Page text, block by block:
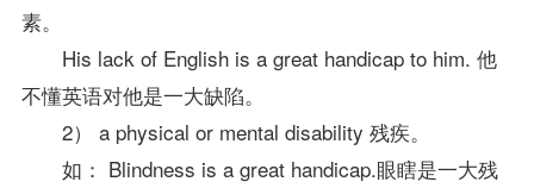
素。
His lack of English is a great handicap to him. 他
不懂英语对他是一大缺陷。
2） a physical or mental disability 残疾。
如： Blindness is a great handicap.眼瞎是一大残